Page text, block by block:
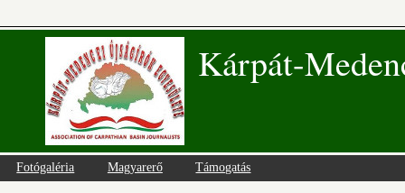
Kárpát-
Fotógaléria Magyarerő Támogatás